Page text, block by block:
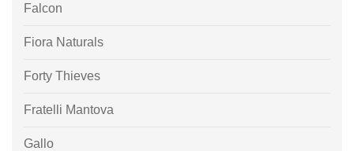
Falcon
Fiora Naturals
Forty Thieves
Fratelli Mantova
Gallo